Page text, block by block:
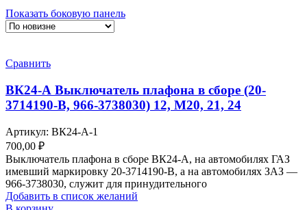
Показать боковую панель
Сравнить
ВК24-А Выключатель плафона в сборе (20-
3714190-В, 966-3738030) 12, М20, 21, 24
Артикул: ВК24-А-1
700,00 ₽
Выключатель плафона в сборе ВК24-А, на автомобилях ГАЗ
имевший маркировку 20-3714190-В, а на автомобилях ЗАЗ —
966-3738030, служит для принудительного
Добавить в список желаний